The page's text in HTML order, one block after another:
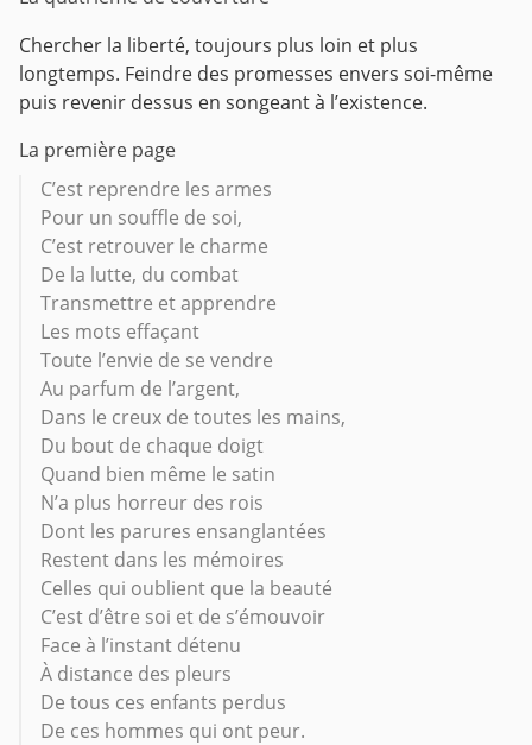
Chercher la liberté, toujours plus loin et plus
longtemps. Feindre des promesses envers soi-même
puis revenir dessus en songeant à l’existence.
La première page
C’est reprendre les armes
Pour un souffle de soi,
C’est retrouver le charme
De la lutte, du combat
Transmettre et apprendre
Les mots effaçant
Toute l’envie de se vendre
Au parfum de l’argent,
Dans le creux de toutes les mains,
Du bout de chaque doigt
Quand bien même le satin
N’a plus horreur des rois
Dont les parures ensanglantées
Restent dans les mémoires
Celles qui oublient que la beauté
C’est d’être soi et de s’émouvoir
Face à l’instant détenu
À distance des pleurs
De tous ces enfants perdus
De ces hommes qui ont peur.